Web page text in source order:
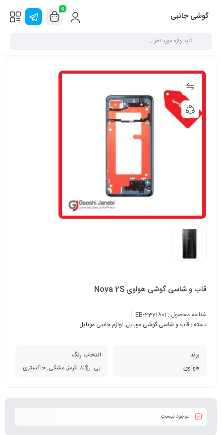
گوشی جانبی
0
قاب و شاسی گوشی هواوی Nova 2S
شناسه محصول : EB-2321801
دسته : قاب و شاسی گوشی موبایل, لوازم جانبی موبایل
برند
هوآوی
انتخاب رنگ
آبی, رزگلد, قرمز, مشکی, خاکستری
موجود نیست